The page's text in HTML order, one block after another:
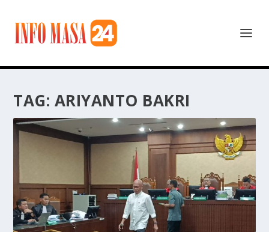
TAG: ARIYANTO BAKRI